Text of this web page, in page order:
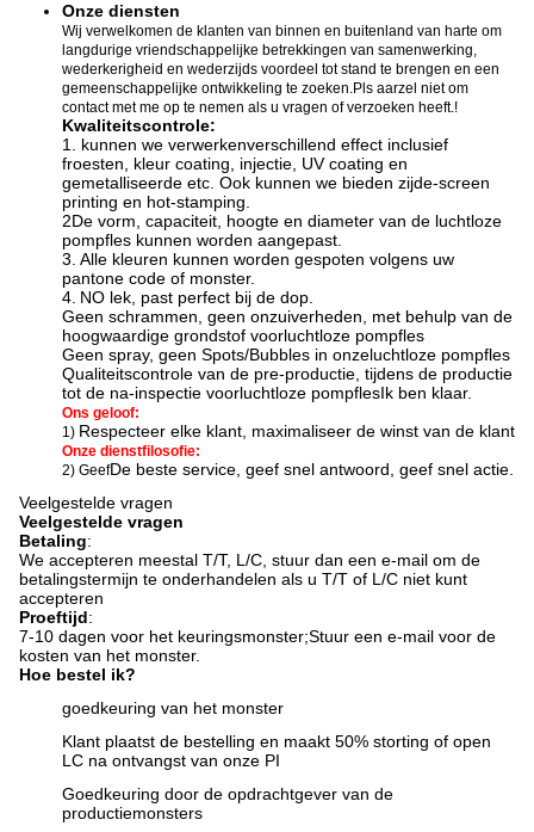
Onze diensten
Wij verwelkomen de klanten van binnen en buitenland van harte om
langdurige vriendschappelijke betrekkingen van samenwerking,
wederkerigheid en wederzijds voordeel tot stand te brengen en een
gemeenschappelijke ontwikkeling te zoeken.Pls aarzel niet om
contact met me op te nemen als u vragen of verzoeken heeft.!
Kwaliteitscontrole:
1. kunnen we verwerkenverschillend effect inclusief
froesten, kleur coating, injectie, UV coating en
gemetalliseerde etc. Ook kunnen we bieden zijde-screen
printing en hot-stamping.
2De vorm, capaciteit, hoogte en diameter van de luchtloze
pompfles kunnen worden aangepast.
3. Alle kleuren kunnen worden gespoten volgens uw
pantone code of monster.
4. NO lek, past perfect bij de dop.
Geen schrammen, geen onzuiverheden, met behulp van de
hoogwaardige grondstof voorluchtloze pompfles
Geen spray, geen Spots/Bubbles in onzeluchtloze pompfles
Qualiteitscontrole van de pre-productie, tijdens de productie
tot de na-inspectie voorluchtloze pompflesIk ben klaar.
Ons geloof:
1) Respecteer elke klant, maximaliseer de winst van de klant
Onze dienstfilosofie:
2) GeefDe beste service, geef snel antwoord, geef snel actie.
Veelgestelde vragen
Veelgestelde vragen
Betaling:
We accepteren meestal T/T, L/C, stuur dan een e-mail om de
betalingstermijn te onderhandelen als u T/T of L/C niet kunt
accepteren
Proeftijd:
7-10 dagen voor het keuringsmonster;Stuur een e-mail voor de
kosten van het monster.
Hoe bestel ik?
goedkeuring van het monster
Klant plaatst de bestelling en maakt 50% storting of open
LC na ontvangst van onze PI
Goedkeuring door de opdrachtgever van de
productiemonsters